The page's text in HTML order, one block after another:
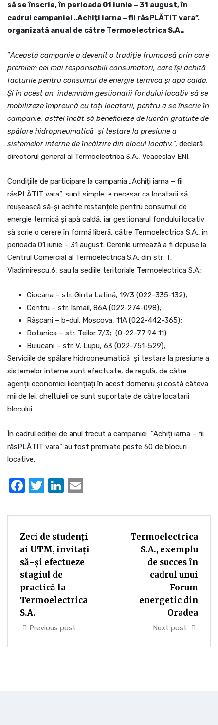
să se înscrie, în perioada 01 iunie – 31 august, în
cadrul campaniei „Achiți iarna – fii răsPLĂTIT vara”,
organizată anual de către Termoelectrica S.A..
”Această campanie a devenit o tradiție frumoasă prin care
premiem cei mai responsabili consumatori, care își achită
facturile pentru consumul de energie termică și apă caldă.
Și în acest an, îndemnăm gestionarii fondului locativ să se
mobilizeze împreună cu toți locatarii, pentru a se înscrie în
campanie, astfel încât să beneficieze de lucrări gratuite de
spălare hidropneumatică și testare la presiune a
sistemelor interne de încălzire din blocul locativ.”, declară
directorul general al Termoelectrica S.A., Veaceslav ENI.
Condițiile de participare la campania „Achiți iarna – fii
răsPLĂTIT vara”, sunt simple, e necesar ca locatarii să
reușească să-și achite restanțele pentru consumul de
energie termică și apă caldă, iar gestionarul fondului locativ
să scrie o cerere în formă liberă, către Termoelectrica S.A., în
perioada 01 iunie – 31 august. Cererile urmează a fi depuse la
Centrul Comercial al Termoelectrica S.A. din str. T.
Vladimirescu,6, sau la sediile teritoriale Termoelectrica S.A.:
Ciocana – str. Ginta Latină, 19/3 (022-335-132);
Centru – str. Ismail, 86A (022-274-098);
Râșcani – b-dul. Moscova, 11A (022-442-365);
Botanica – str. Teilor 7/3; (0-22-77 94 11)
Buiucani – str. V. Lupu, 63 (022-751-529);
Serviciile de spălare hidropneumatică și testare la presiune a
sistemelor interne sunt efectuate, de regulă, de către
agenții economici licențiați în acest domeniu și costă câteva
mii de lei, cheltuieli ce sunt suportate de către locatarii
blocului.
În cadrul ediției de anul trecut a campaniei ”Achiți iarna – fii
răsPLĂTIT vara” au fost premiate peste 60 de blocuri
locative.
Facebook
TwitterLinkedIn
Zeci de studenți
ai UTM, invitați
să-și efectueze
stagiul de
practică la
Termoelectrica
S.A.
Previous post
Termoelectrica
S.A., exemplu
de succes în
cadrul unui
Forum
energetic din
Oradea
Next post